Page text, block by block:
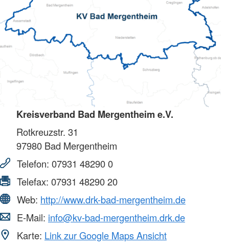
Kreisverband Bad Mergentheim e.V.
Rotkreuzstr. 31
97980 Bad Mergentheim
Telefon: 07931 48290 0
Telefax: 07931 48290 20
Web: http://www.drk-bad-mergentheim.de
E-Mail: info@kv-bad-mergentheim.drk.de
Karte: Link zur Google Maps Ansicht